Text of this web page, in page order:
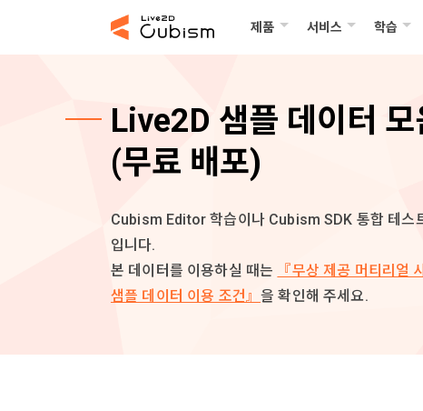
제품 서비스 학습
Live2D 샘플 데이터 모
(무료 배포)
Cubism Editor 학습이나 Cubism SDK 통합 테스
입니다.
본 데이터를 이용하실 때는
『무상 제공 머티리얼
샘플 데이터 이용 조건』을 확인해 주세요.